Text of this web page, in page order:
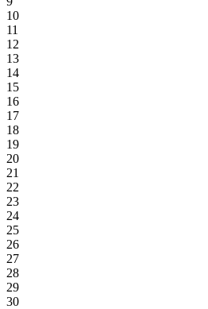
10
11
12
13
14
15
16
17
18
19
20
21
22
23
24
25
26
27
28
29
30